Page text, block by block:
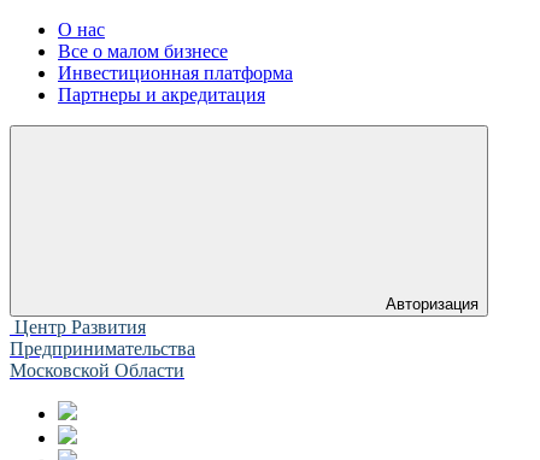
О нас
Все о малом бизнесе
Инвестиционная платформа
Партнеры и акредитация
Авторизация
Центр Развития
Предпринимательства
Московской Области